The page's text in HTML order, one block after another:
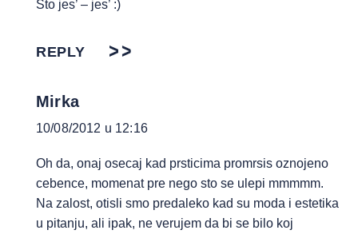
Što jes’ – jes’ :)
REPLY
Mirka
10/08/2012 u 12:16
Oh da, onaj osecaj kad prsticima promrsis oznojeno
cebence, momenat pre nego sto se ulepi mmmmm.
Na zalost, otisli smo predaleko kad su moda i estetika
u pitanju, ali ipak, ne verujem da bi se bilo koj